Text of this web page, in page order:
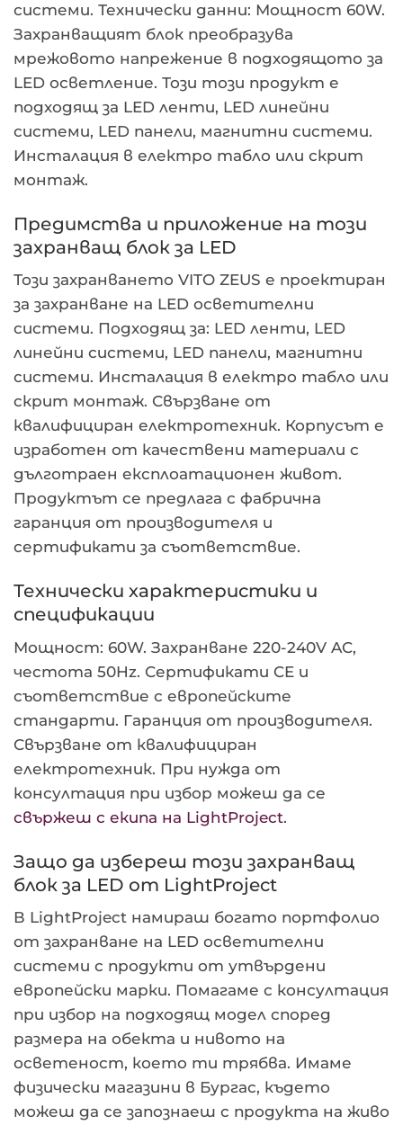
системи. Технически данни: Мощност 60W.
Захранващият блок преобразува
мрежовото напрежение в подходящото за
LED осветление. Този този продукт е
подходящ за LED ленти, LED линейни
системи, LED панели, магнитни системи.
Инсталация в електро табло или скрит
монтаж.
Предимства и приложение на този
захранващ блок за LED
Този захранването VITO ZEUS е проектиран
за захранване на LED осветителни
системи. Подходящ за: LED ленти, LED
линейни системи, LED панели, магнитни
системи. Инсталация в електро табло или
скрит монтаж. Свързване от
квалифициран електротехник. Корпусът е
изработен от качествени материали с
дълготраен експлоатационен живот.
Продуктът се предлага с фабрична
гаранция от производителя и
сертификати за съответствие.
Технически характеристики и
спецификации
Мощност: 60W. Захранване 220-240V AC,
честота 50Hz. Сертификати CE и
съответствие с европейските
стандарти. Гаранция от производителя.
Свързване от квалифициран
електротехник. При нужда от
консултация при избор можеш да се
свържеш с екипа на LightProject.
Защо да избереш този захранващ
блок за LED от LightProject
В LightProject намираш богато портфолио
от захранване на LED осветителни
системи с продукти от утвърдени
европейски марки. Помагаме с консултация
при избор на подходящ модел според
размера на обекта и нивото на
осветеност, което ти трябва. Имаме
физически магазини в Бургас, където
можеш да се запознаеш с продукта на живо